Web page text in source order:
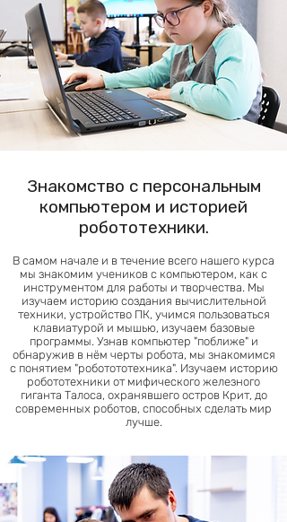
Знакомство с персональным
компьютером и историей
робототехники.
В самом начале и в течение всего нашего курса
мы знакомим учеников с компьютером, как с
инструментом для работы и творчества. Мы
изучаем историю создания вычислительной
техники, устройство ПК, учимся пользоваться
клавиатурой и мышью, изучаем базовые
программы. Узнав компьютер "поближе" и
обнаружив в нём черты робота, мы знакомимся
с понятием "роботототехника". Изучаем историю
робототехники от мифического железного
гиганта Талоса, охранявшего остров Крит, до
современных роботов, способных сделать мир
лучше.